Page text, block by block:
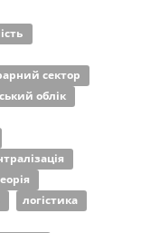
сектор
облік
логістика